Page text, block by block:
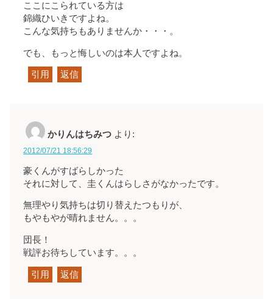
ここにこられている方は
錦織ひいきですよね。
こんな気持ちもありませんか・・・。
でも、もっと悔しいのは本人ですよね。
引用 返信
かりんはちみつ より:
2012/07/21 18:56:29
豪くんがすばらしかった
それに対して、圭くんはらしさがなかったです。
無理やり気持ちは切り替えたつもりが、
もやもやが晴れません。。。
団長！
戦評お待ちしています。。。
引用 返信